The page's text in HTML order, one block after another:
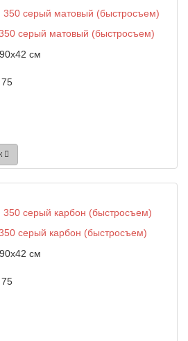
серый матовый (быстросъем)
см
75
серый карбон (быстросъем)
см
75